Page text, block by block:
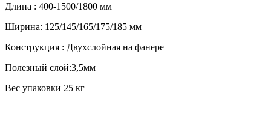
Длина : 400-1500/1800 мм
Ширина: 125/145/165/175/185 мм
Конструкция : Двухслойная на фанере
Полезный слой:3,5мм
Вес упаковки 25 кг